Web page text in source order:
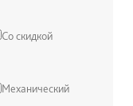
Со скидкой
Механический